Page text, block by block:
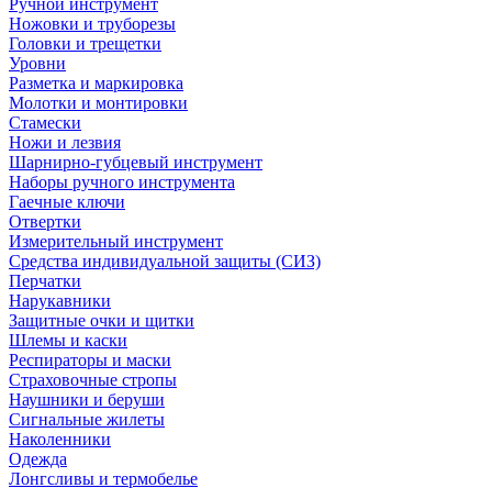
Ручной инструмент
Ножовки и труборезы
Головки и трещетки
Уровни
Разметка и маркировка
Молотки и монтировки
Стамески
Ножи и лезвия
Шарнирно-губцевый инструмент
Наборы ручного инструмента
Гаечные ключи
Отвертки
Измерительный инструмент
Средства индивидуальной защиты (СИЗ)
Перчатки
Нарукавники
Защитные очки и щитки
Шлемы и каски
Респираторы и маски
Страховочные стропы
Наушники и беруши
Сигнальные жилеты
Наколенники
Одежда
Лонгсливы и термобелье